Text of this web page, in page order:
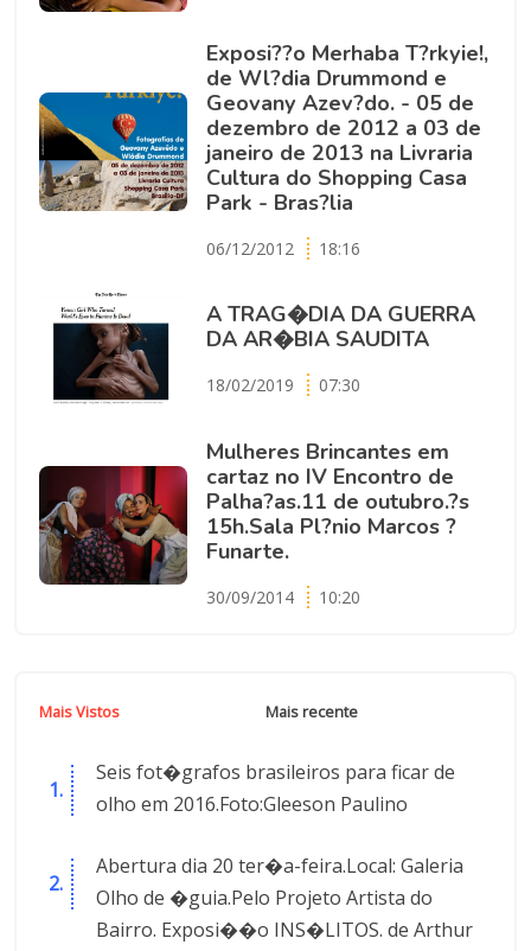
Exposi??o Merhaba T?rkyie!,
de Wl?dia Drummond e
Geovany Azev?do. - 05 de
dezembro de 2012 a 03 de
janeiro de 2013 na Livraria
Cultura do Shopping Casa
Park - Bras?lia
06/12/2012 18:16
A TRAG�DIA DA GUERRA
DA AR�BIA SAUDITA
18/02/2019 07:30
Mulheres Brincantes em
cartaz no IV Encontro de
Palha?as.11 de outubro.?s
15h.Sala Pl?nio Marcos ?
Funarte.
30/09/2014 10:20
Mais Vistos Mais recente
Seis fot�grafos brasileiros para ficar de
olho em 2016.Foto:Gleeson Paulino
Abertura dia 20 ter�a-feira.Local: Galeria
Olho de �guia.Pelo Projeto Artista do
Bairro. Exposi��o INS�LITOS. de Arthur